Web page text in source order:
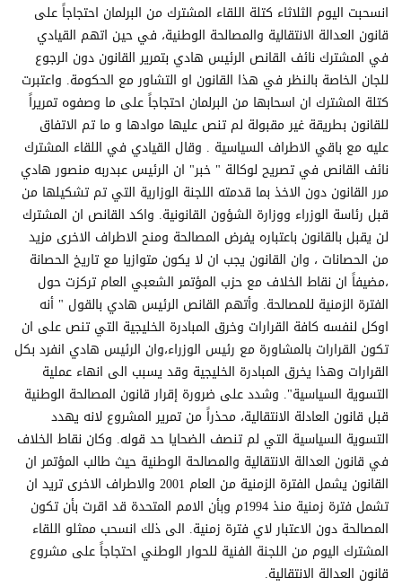
انسحبت اليوم الثلاثاء كتلة اللقاء المشترك من البرلمان احتجاجاً على
قانون العدالة الانتقالية والمصالحة الوطنية، في حين اتهم القيادي
في المشترك نائف القانص الرئيس هادي بتمرير القانون دون الرجوع
للجان الخاصة بالنظر في هذا القانون او التشاور مع الحكومة. واعتبرت
كتلة المشترك ان اسحابها من البرلمان احتجاجاً على ما وصفوه تمريراً
للقانون بطريقة غير مقبولة لم تنص عليها موادها و ما تم الاتفاق
عليه مع باقي الاطراف السياسية . وقال القيادي في اللقاء المشترك
نائف القانص في تصريح لوكالة " خبر" ان الرئيس عبدربه منصور هادي
مرر القانون دون الاخذ بما قدمته اللجنة الوزارية التي تم تشكيلها من
قبل رئاسة الوزراء ووزارة الشؤون القانونية. واكد القانص ان المشترك
لن يقبل بالقانون باعتباره يفرض المصالحة ومنح الاطراف الاخرى مزيد
من الحصانات ، وان القانون يجب ان لا يكون متوازيا مع تاريخ الحصانة
،مضيفاً ان نقاط الخلاف مع حزب المؤتمر الشعبي العام تركزت حول
الفترة الزمنية للمصالحة. وأتهم القانص الرئيس هادي بالقول " أنه
اوكل لنفسه كافة القرارات وخرق المبادرة الخليجية التي تنص على ان
تكون القرارات بالمشاورة مع رئيس الوزراء،وان الرئيس هادي انفرد بكل
القرارات وهذا يخرق المبادرة الخليجية وقد يسبب الى انهاء عملية
التسوية السياسية". وشدد على ضرورة إقرار قانون المصالحة الوطنية
قبل قانون العادلة الانتقالية، محذراً من تمرير المشروع لانه يهدد
التسوية السياسية التي لم تنصف الضحايا حد قوله. وكان نقاط الخلاف
في قانون العدالة الانتقالية والمصالحة الوطنية حيث طالب المؤتمر ان
القانون يشمل الفترة الزمنية من العام 2001 والاطراف الاخرى تريد ان
تشمل فترة زمنية منذ 1994م وبأن الامم المتحدة قد اقرت بأن تكون
المصالحة دون الاعتبار لاي فترة زمنية. الى ذلك انسحب ممثلو اللقاء
المشترك اليوم من اللجنة الفنية للحوار الوطني احتجاجاً على مشروع
قانون العدالة الانتقالية.